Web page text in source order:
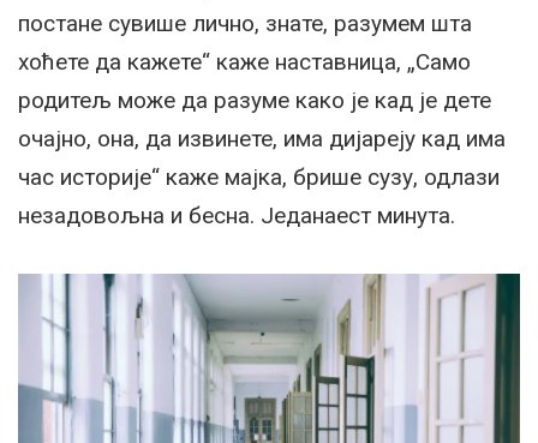
постане сувише лично, знате, разумем шта
хоћете да кажете“ каже наставница, „Само
родитељ може да разуме како је кад је дете
очајно, она, да извинете, има дијареју кад има
час историје“ каже мајка, брише сузу, одлази
незадовољна и бесна. Једанаест минута.